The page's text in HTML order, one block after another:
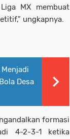
MX membuat
ungkapnya.
Desa
formasi
4-2-3-1 ketika